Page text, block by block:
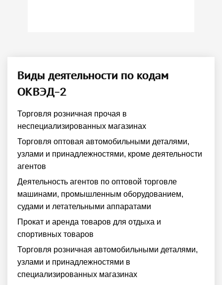
Виды деятельности по кодам
ОКВЭД-2
Торговля розничная прочая в
неспециализированных магазинах
Торговля оптовая автомобильными деталями,
узлами и принадлежностями, кроме деятельности
агентов
Деятельность агентов по оптовой торговле
машинами, промышленным оборудованием,
судами и летательными аппаратами
Прокат и аренда товаров для отдыха и
спортивных товаров
Торговля розничная автомобильными деталями,
узлами и принадлежностями в
специализированных магазинах